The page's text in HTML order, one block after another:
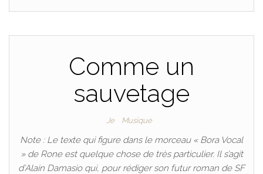
Comme un
sauvetage
Je Musique
Note : Le texte qui figure dans le morceau « Bora Vocal
» de Rone est quelque chose de très particulier. Il s’agit
d’Alain Damasio qui, pour rédiger son futur roman de SF